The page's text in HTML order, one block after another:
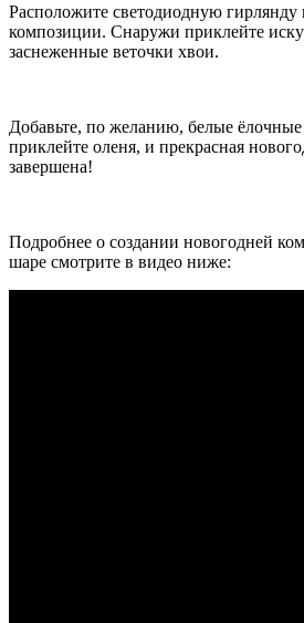
Расположите светодиодную гирлянду
композиции. Снаружи приклейте
заснеженные веточки хвои.
Добавьте, по желанию, белые
приклейте оленя, и прекрасная
завершена!
Подробнее о создании новогодней
шаре смотрите в видео ниже: